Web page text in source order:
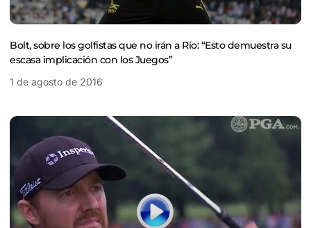
Bolt, sobre los golfistas que no irán a Río: “Esto demuestra su
escasa implicación con los Juegos”
1 de agosto de 2016